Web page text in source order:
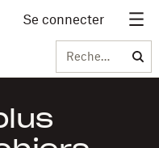
Se connecter
Rechercher